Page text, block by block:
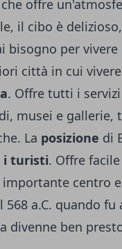
offre
il cibo è
per
città in cui
. Offre tutti i
musei e gallerie,
La posizione di
i turisti. Offre
centro
a.C. quando
divenne ben